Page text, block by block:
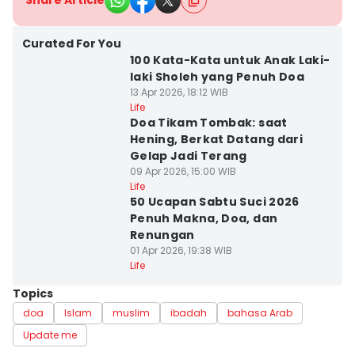
Curated For You
100 Kata-Kata untuk Anak Laki-
laki Sholeh yang Penuh Doa
13 Apr 2026, 18:12 WIB
Life
Doa Tikam Tombak: saat
Hening, Berkat Datang dari
Gelap Jadi Terang
09 Apr 2026, 15:00 WIB
Life
50 Ucapan Sabtu Suci 2026
Penuh Makna, Doa, dan
Renungan
01 Apr 2026, 19:38 WIB
Life
Topics
doa Islam muslim ibadah
bahasa Arab
Update me